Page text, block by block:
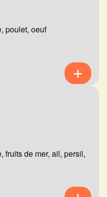
poulet, oeuf
fruits de mer, ail, persil,